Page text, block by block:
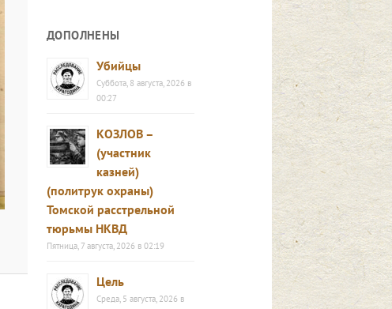
ДОПОЛНЕНЫ
Убийцы
Суббота, 8 августа, 2026 в
00:27
КОЗЛОВ –
(участник
казней)
(политрук охраны)
Томской расстрельной
тюрьмы НКВД
Пятница, 7 августа, 2026 в 02:19
Цель
Среда, 5 августа, 2026 в